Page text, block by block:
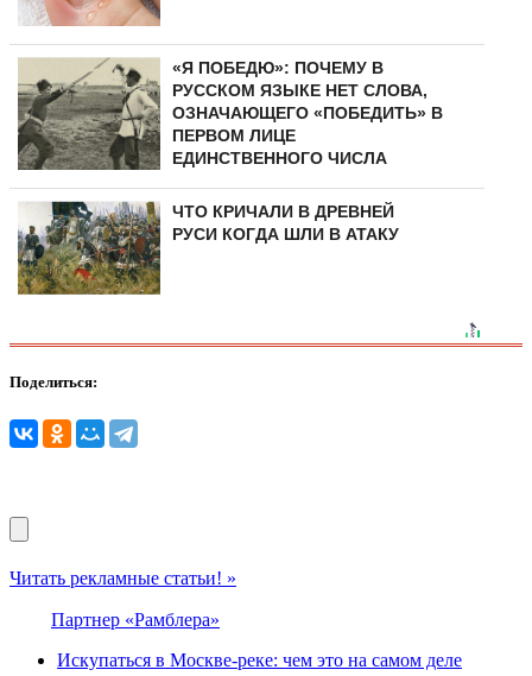
«Я ПОБЕДЮ»: ПОЧЕМУ В
РУССКОМ ЯЗЫКЕ НЕТ СЛОВА,
ОЗНАЧАЮЩЕГО «ПОБЕДИТЬ» В
ПЕРВОМ ЛИЦЕ
ЕДИНСТВЕННОГО ЧИСЛА
ЧТО КРИЧАЛИ В ДРЕВНЕЙ
РУСИ КОГДА ШЛИ В АТАКУ
Поделиться:
Читать рекламные статьи! »
Партнер «Рамблера»
Искупаться в Москве-реке: чем это на самом деле